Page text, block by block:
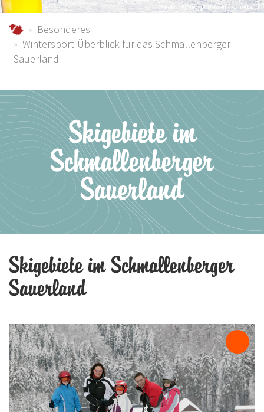
© Foto: Wintersport-Arena Sauerland
schmallenberger-sauerland.de
Besonderes
Wintersport-Überblick für das Schmallenberger
Sauerland
Skigebiete im
Schmallenberger
Sauerland
Skigebiete im Schmallenberger
Sauerland